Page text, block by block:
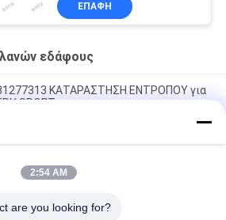
ΕΠΑΦΉ
εδάφους
ΚΑΤΑΡΑΣΤΗΣΗ ΕΝΤΡΟΠΟΥ για
SPORT
TRANSMISSION MOUNT FOR LAND
ψύξης ψυκτικού για LAND
2:54 AM
are you looking for?